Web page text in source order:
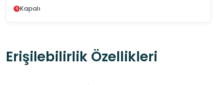
Kapalı
Erişilebilirlik Özellikleri